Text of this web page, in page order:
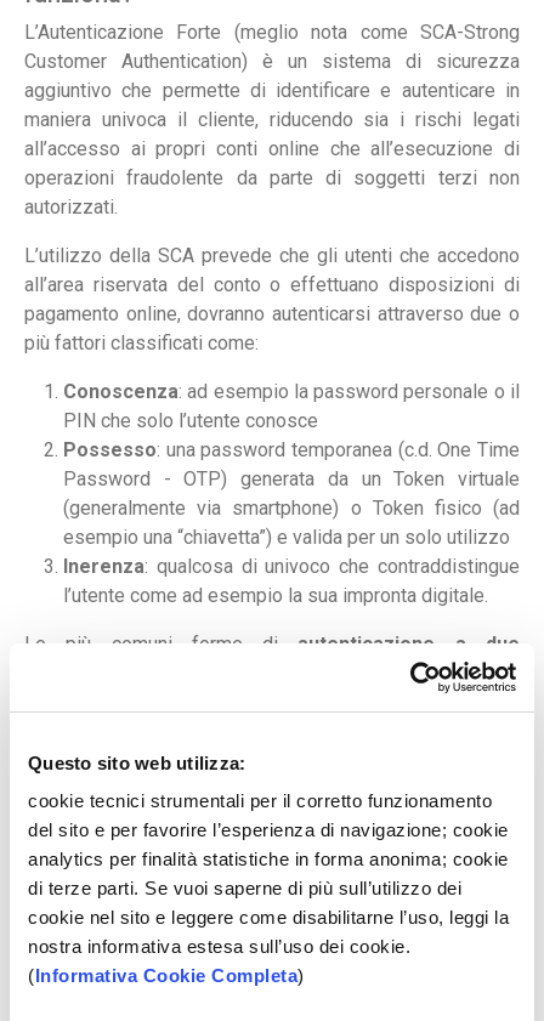
Questo sito web utilizza:
cookie tecnici strumentali per il corretto funzionamento
del sito e per favorire l’esperienza di navigazione; cookie
analytics per finalità statistiche in forma anonima; cookie
di terze parti. Se vuoi saperne di più sull’utilizzo dei
cookie nel sito e leggere come disabilitarne l’uso, leggi la
nostra informativa estesa sull’uso dei cookie.
(Informativa Cookie Completa)
L’Autenticazione Forte (meglio nota come SCA-Strong
Customer Authentication) è un sistema di sicurezza
aggiuntivo che permette di identificare e autenticare in
maniera univoca il cliente, riducendo sia i rischi legati
all’accesso ai propri conti online che all’esecuzione di
operazioni fraudolente da parte di soggetti terzi non
autorizzati.
L’utilizzo della SCA prevede che gli utenti che accedono
all’area riservata del conto o effettuano disposizioni di
pagamento online, dovranno autenticarsi attraverso due o
più fattori classificati come:
Conoscenza: ad esempio la password personale o il
PIN che solo l’utente conosce
Possesso: una password temporanea (c.d. One Time
Password - OTP) generata da un Token virtuale
(generalmente via smartphone) o Token fisico (ad
esempio una “chiavetta”) e valida per un solo utilizzo
Inerenza: qualcosa di univoco che contraddistingue
l’utente come ad esempio la sua impronta digitale.
Le più comuni forme di autenticazione a due
sfruttano i primi due strumenti: la password
Cos’è il “Collegamento Dinamico”?
Come ulteriore elemento di sicurezza a protezione del
pagatore, poi, la normativa introduce anche il requisito
del Collegamento Dinamico (o Dynamic Linking ), per cui
le Banche dovranno garantire l'autenticazione delle
singole operazioni anche attraverso codici dinamici: in
questo modol’utente è identificato e autorizzato a
svolgere una transazione specifica